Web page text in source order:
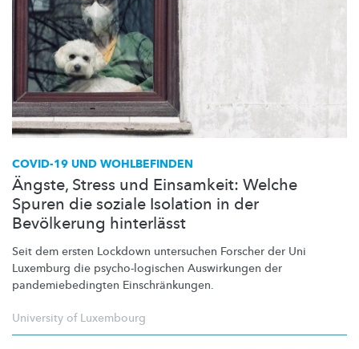
COVID-19 UND WOHLBEFINDEN
Ängste, Stress und Einsamkeit: Welche
Spuren die soziale Isolation in der
Bevölkerung hinterlässt
Seit dem ersten Lockdown untersuchen Forscher der Uni
Luxemburg die psycho-logischen Auswirkungen der
pandemiebedingten Einschränkungen.
University of Luxembourg